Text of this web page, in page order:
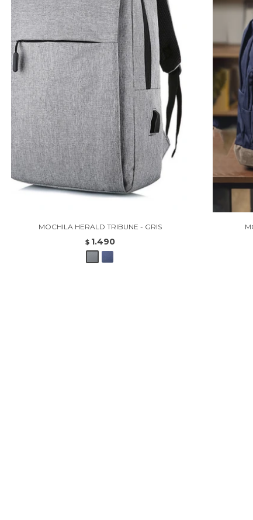
MOCHILA HERALD TRIBUNE - GRIS
$ 1.490